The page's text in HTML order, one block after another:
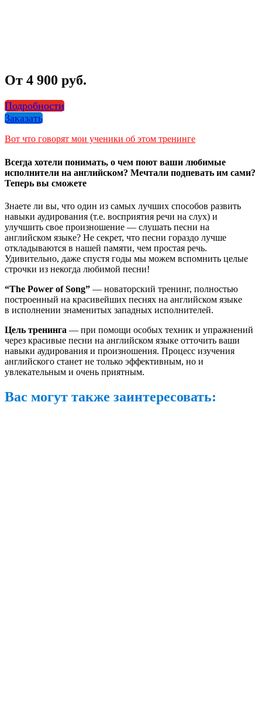
От 4 900 руб.
Подробности
Заказать
Вот что говорят мои ученики об этом тренинге
Всегда хотели понимать, о чем поют ваши любимые
исполнители на английском? Мечтали подпевать им сами?
Теперь вы сможете
Знаете ли вы, что один из самых лучших способов развить
навыки аудирования (т.е. восприятия речи на слух) и
улучшить свое произношение — слушать песни на
английском языке? Не секрет, что песни гораздо лучше
откладываются в нашей памяти, чем простая речь.
Удивительно, даже спустя годы мы можем вспомнить целые
строчки из некогда любимой песни!
“The Power of Song” — новаторский тренинг, полностью
построенный на красивейших песнях на английском языке
в исполнении знаменитых западных исполнителей.
Цель тренинга — при помощи особых техник и упражнений
через красивые песни на английском языке отточить ваши
навыки аудирования и произношения. Процесс изучения
английского станет не только эффективным, но и
увлекательным и очень приятным.
Вас могут также заинтересовать: